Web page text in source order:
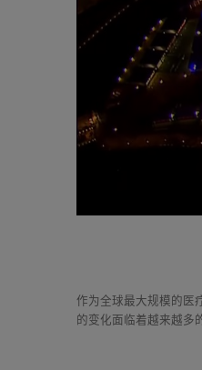
作为全球最大规模的医
的变化面临着越来越多